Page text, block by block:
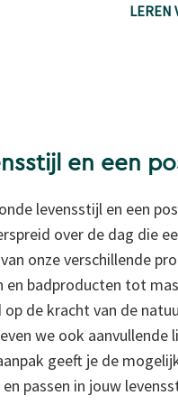
LEREN
en een
levensstijl en een
over de dag die
onze verschillende
en badproducten tot
de kracht van de
we ook aanvullende
geeft je de
passen in jouw